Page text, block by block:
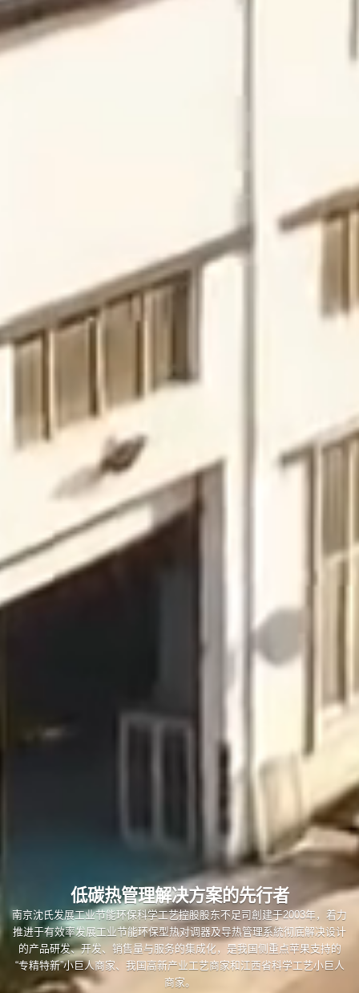
低碳热管理解决方案的先行者
南京沈氏发展工业节能环保科学工艺控股股东不足司創建于2003年，着力
推进于有效率发展工业节能环保型热对调器及导热管理系統彻底解决设计
的产品研发、开发、销售量与服务的集成化，是我国侧重点苹果支持的
“专精特新”小巨人商家、我国高新产业工艺商家和江西省科学工艺小巨人
商家。